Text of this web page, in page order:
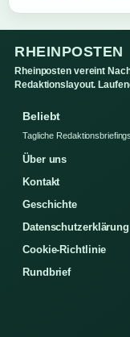
RHEINPOSTEN
Rheinposten vereint
Redaktionslayout.
Beliebt
Tagliche
Über uns
Kontakt
Geschichte
Datenschutzerklärung
Cookie-Richtlinie
Rundbrief